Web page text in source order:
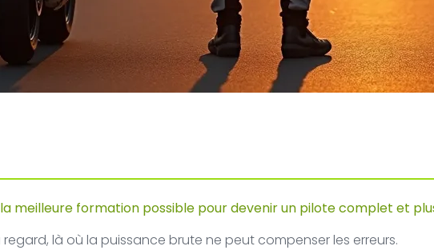
la meilleure formation possible pour devenir un pilote complet et
là où la puissance brute ne peut compenser les erreurs.